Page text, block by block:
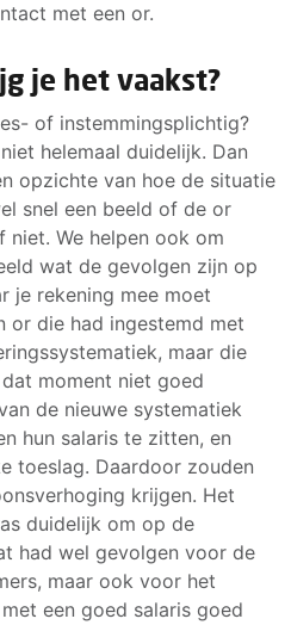
met een or.
je het vaakst?
of instemmingsplichtig?
helemaal duidelijk. Dan
opzichte van hoe de situatie
snel een beeld of de or
We helpen ook om
wat de gevolgen zijn op
je rekening mee moet
or die had ingestemd met
maar die
moment niet goed
de nieuwe systematiek
hun salaris te zitten, en
toeslag. Daardoor zouden
krijgen. Het
duidelijk om op de
had wel gevolgen voor de
maar ook voor het
een goed salaris goed